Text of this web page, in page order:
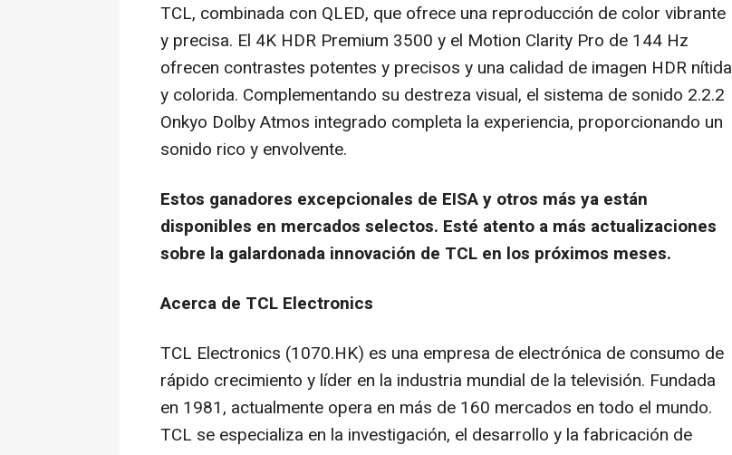
TCL, combinada con QLED, que ofrece una reproducción de color vibrante
y precisa. El 4K HDR Premium 3500 y el Motion Clarity Pro de 144 Hz
ofrecen contrastes potentes y precisos y una calidad de imagen HDR nítida
y colorida. Complementando su destreza visual, el sistema de sonido 2.2.2
Onkyo Dolby Atmos integrado completa la experiencia, proporcionando un
sonido rico y envolvente.
Estos ganadores excepcionales de EISA y otros más ya están
disponibles en mercados selectos. Esté atento a más actualizaciones
sobre la galardonada innovación de TCL en los próximos meses.
Acerca de TCL Electronics
TCL Electronics (1070.HK) es una empresa de electrónica de consumo de
rápido crecimiento y líder en la industria mundial de la televisión. Fundada
en 1981, actualmente opera en más de 160 mercados en todo el mundo.
TCL se especializa en la investigación, el desarrollo y la fabricación de